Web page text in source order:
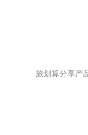
旅划算分享产